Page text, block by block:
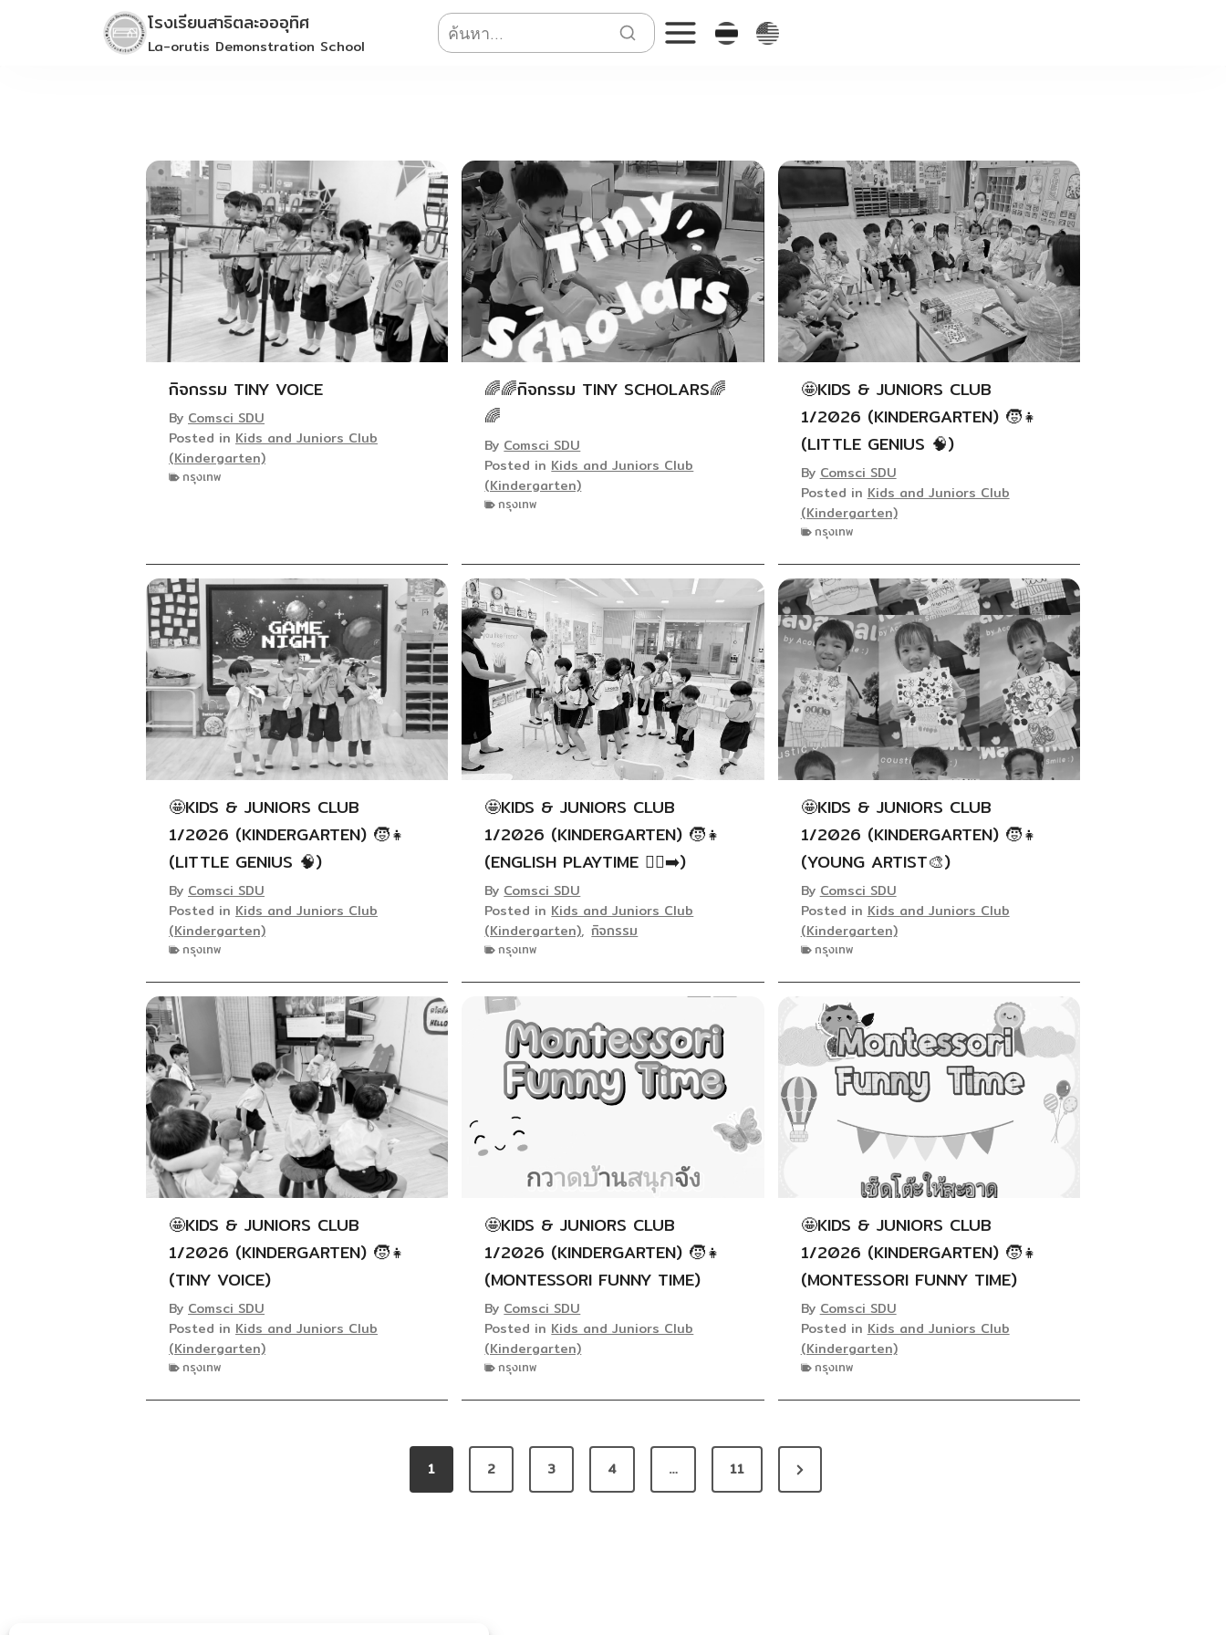
โรงเรียนสาธิตละอออุทิศ
La-orutis Demonstration School
กิจกรรม TINY VOICE
By Comsci SDU
Posted in Kids and Juniors Club
(Kindergarten)
กรุงเทพ
🌈🌈กิจกรรม TINY SCHOLARS🌈
🌈
By Comsci SDU
Posted in Kids and Juniors Club
(Kindergarten)
กรุงเทพ
🤩KIDS & JUNIORS CLUB
1/2026 (KINDERGARTEN) 🧒👧
(LITTLE GENIUS 🧠)
By Comsci SDU
Posted in Kids and Juniors Club
(Kindergarten)
กรุงเทพ
🤩KIDS & JUNIORS CLUB
1/2026 (KINDERGARTEN) 🧒👧
(LITTLE GENIUS 🧠)
By Comsci SDU
Posted in Kids and Juniors Club
(Kindergarten)
กรุงเทพ
🤩KIDS & JUNIORS CLUB
1/2026 (KINDERGARTEN) 🧒👧
(ENGLISH PLAYTIME 🏃‍♀️‍➡️)
By Comsci SDU
Posted in Kids and Juniors Club
(Kindergarten), กิจกรรม
กรุงเทพ
🤩KIDS & JUNIORS CLUB
1/2026 (KINDERGARTEN) 🧒👧
(YOUNG ARTIST🎨)
By Comsci SDU
Posted in Kids and Juniors Club
(Kindergarten)
กรุงเทพ
🤩KIDS & JUNIORS CLUB
1/2026 (KINDERGARTEN) 🧒👧
(TINY VOICE)
By Comsci SDU
Posted in Kids and Juniors Club
(Kindergarten)
กรุงเทพ
🤩KIDS & JUNIORS CLUB
1/2026 (KINDERGARTEN) 🧒👧
(MONTESSORI FUNNY TIME)
By Comsci SDU
Posted in Kids and Juniors Club
(Kindergarten)
กรุงเทพ
🤩KIDS & JUNIORS CLUB
1/2026 (KINDERGARTEN) 🧒👧
(MONTESSORI FUNNY TIME)
By Comsci SDU
Posted in Kids and Juniors Club
(Kindergarten)
กรุงเทพ
1 2 3 4 … 11
N
e